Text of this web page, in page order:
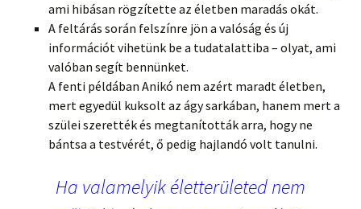
ami hibásan rögzítette az életben maradás okát.
A feltárás során felszínre jön a valóság és új
információt vihetünk be a tudatalattiba – olyat, ami
valóban segít bennünket.
A fenti példában Anikó nem azért maradt életben,
mert egyedül kuksolt az ágy sarkában, hanem mert a
szülei szerették és megtanították arra, hogy ne
bántsa a testvérét, ő pedig hajlandó volt tanulni.
Ha valamelyik életterületed nem